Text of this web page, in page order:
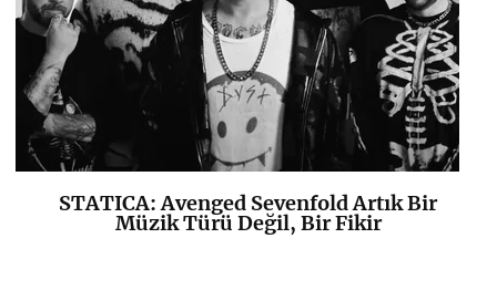
K+
STATICA: Avenged Sevenfold Artık Bir
Müzik Türü Değil, Bir Fikir